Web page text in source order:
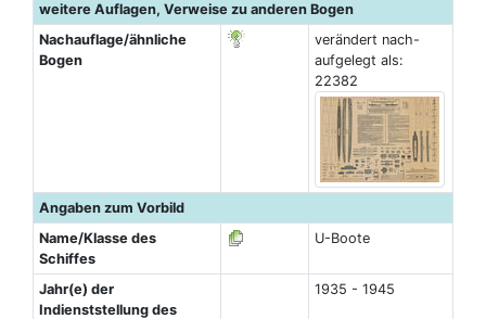
weitere Auflagen, Verweise zu anderen Bogen
Nachauflage/ähnliche
Bogen
verändert nach-
aufgelegt als:
22382
Angaben zum Vorbild
Name/Klasse des
Schiffes
U-Boote
Jahr(e) der
Indienststellung des
1935 - 1945